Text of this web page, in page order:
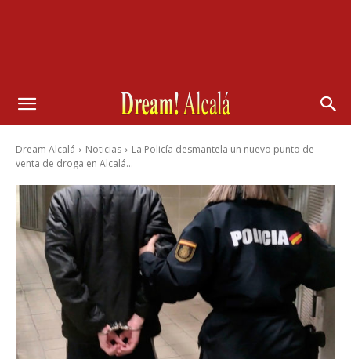
Dream Alcalá Noticias
La Policía desmantela un nuevo punto de
venta de droga en Alcalá...